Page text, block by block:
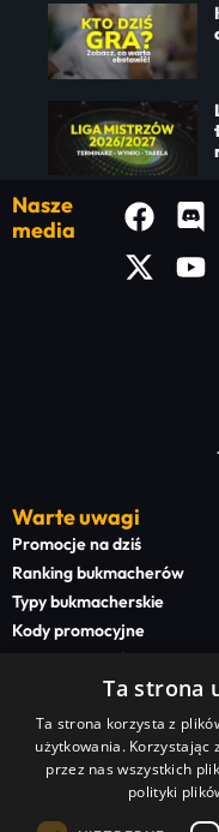
Nasze
media
Warte uwagi
Promocje na dziś
Ranking bukmacherów
Typy bukmacherskie
Kody promocyjne
Bonusy powitalne
Newsy bukmacherskie
Na start
Superbet kod promocyjny
STS kod promocyjny
BETFAN kod promocyjny
Ta strona
Ta strona korzysta z
użytkowania. Korzystając
przez nas wszystkich
polityki